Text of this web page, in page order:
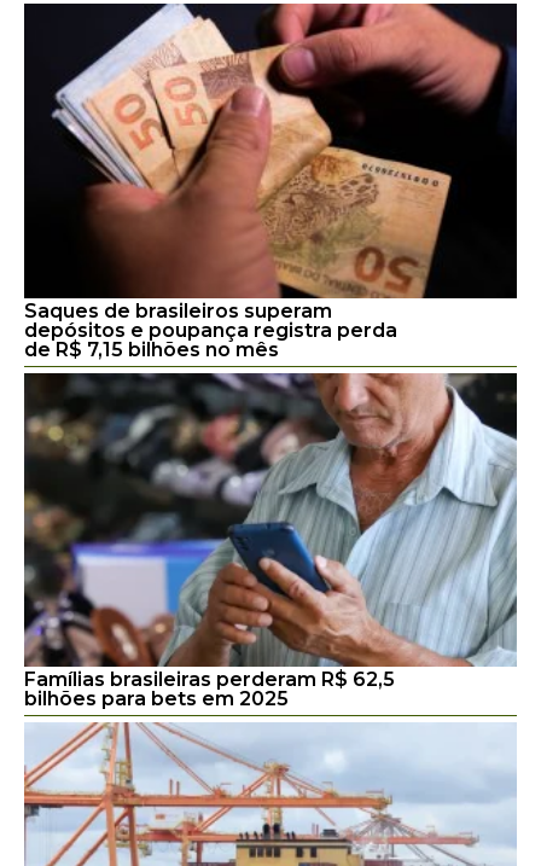
Saques de brasileiros superam
depósitos e poupança registra perda
de R$ 7,15 bilhões no mês
Famílias brasileiras perderam R$ 62,5
bilhões para bets em 2025